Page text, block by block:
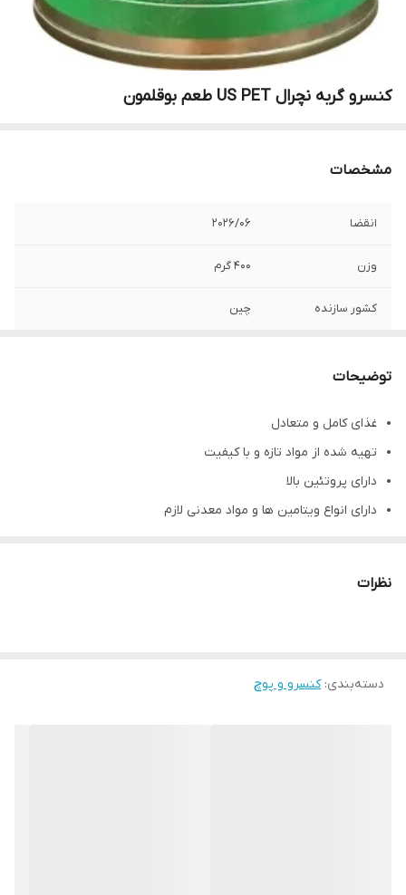
کنسرو گربه نچرال US PET طعم بوقلمون
مشخصات
انقضا 202۶/۰۶
وزن 400 گرم
کشور سازنده چین
توضیحات
غذای کامل و متعادل
تهیه شده از مواد تازه و با کیفیت
دارای پروتئین بالا
دارای انواع ویتامین ها و مواد معدنی لازم
نظرات
دسته‌بندی:کنسرو و پوچ